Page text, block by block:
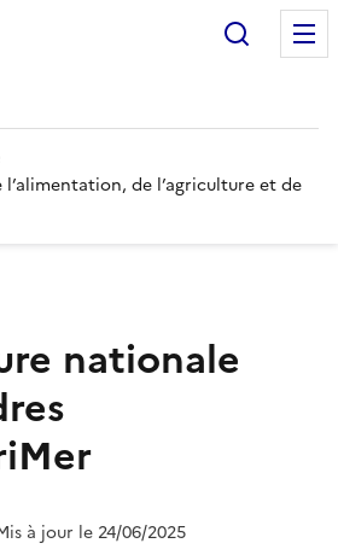
de l’agriculture et de
nationale
à jour le 24/06/2025